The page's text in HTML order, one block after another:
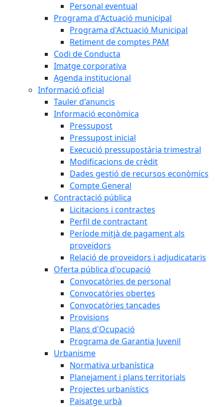
Personal eventual
Programa d'Actuació municipal
Programa d'Actuació Municipal
Retiment de comptes PAM
Codi de Conducta
Imatge corporativa
Agenda institucional
Informació oficial
Tauler d'anuncis
Informació econòmica
Pressupost
Pressupost inicial
Execució pressupostària trimestral
Modificacions de crèdit
Dades gestió de recursos econòmics
Compte General
Contractació pública
Licitacions i contractes
Perfil de contractant
Període mitjà de pagament als
proveïdors
Relació de proveïdors i adjudicataris
Oferta pública d'ocupació
Convocatòries de personal
Convocatòries obertes
Convocatòries tancades
Provisions
Plans d'Ocupació
Programa de Garantia Juvenil
Urbanisme
Normativa urbanística
Planejament i plans territorials
Projectes urbanístics
Paisatge urbà